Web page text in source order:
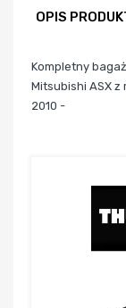
OPIS
Kompletny
Mitsubishi ASX
2010 -